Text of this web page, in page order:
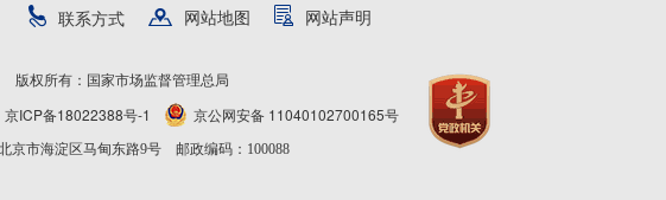
联系方式 网站地图 网站声明
版权所有：国家市场监督管理总局
京ICP备18022388号-1 京公网安备 11040102700165号
京市海淀区马甸东路9号 邮政编码：100088